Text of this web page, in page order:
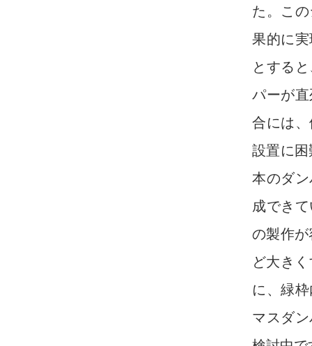
た。こ
果的に
とする
パーが
合には
設置に
本のダ
成でき
の製作
ど大き
に、緑
マスダ